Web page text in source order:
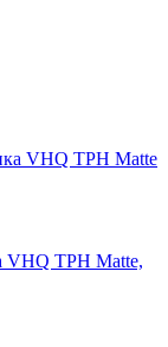
VHQ TPH Matte,